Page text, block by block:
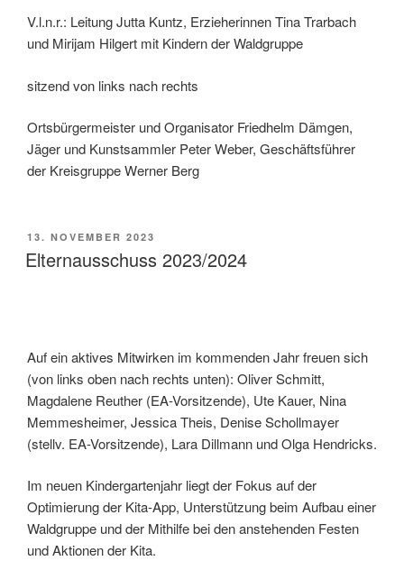
V.l.n.r.: Leitung Jutta Kuntz, Erzieherinnen Tina Trarbach
und Mirijam Hilgert mit Kindern der Waldgruppe
sitzend von links nach rechts
Ortsbürgermeister und Organisator Friedhelm Dämgen,
Jäger und Kunstsammler Peter Weber, Geschäftsführer
der Kreisgruppe Werner Berg
VERÖFFENTLICHT
AM
13. NOVEMBER 2023
Elternausschuss 2023/2024
Auf ein aktives Mitwirken im kommenden Jahr freuen sich
(von links oben nach rechts unten): Oliver Schmitt,
Magdalene Reuther (EA-Vorsitzende), Ute Kauer, Nina
Memmesheimer, Jessica Theis, Denise Schollmayer
(stellv. EA-Vorsitzende), Lara Dillmann und Olga Hendricks.
Im neuen Kindergartenjahr liegt der Fokus auf der
Optimierung der Kita-App, Unterstützung beim Aufbau einer
Waldgruppe und der Mithilfe bei den anstehenden Festen
und Aktionen der Kita.